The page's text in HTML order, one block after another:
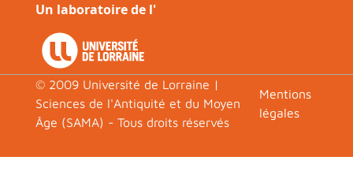
Un laboratoire de l'
© 2009 Université de Lorraine |
Sciences de l'Antiquité et du Moyen
Âge (SAMA) - Tous droits réservés
Footer
Mentions
légales